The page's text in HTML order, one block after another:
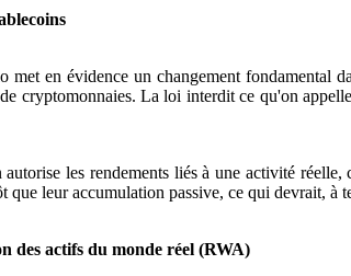
met en évidence un changement
cryptomonnaies. La loi interdit ce qu'on
les rendements liés à une activité
que leur accumulation passive, ce qui devrait, à
des actifs du monde réel (RWA)